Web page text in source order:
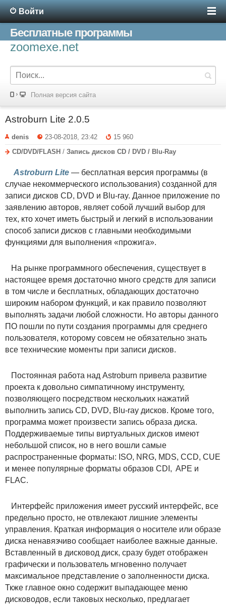
Войти
Бесплатные программы
zoomexe.net
Полная версия сайта
Astroburn Lite 2.0.5
denis 23-08-2018, 23:42
15 960
CD/DVD/FLASH / Запись дисков CD / DVD / Blu-Ray
Astroburn Lite — бесплатная версия программы (в
случае некоммерческого использования) созданной для
записи дисков CD, DVD и Blu-ray. Данное приложение по
заявлению авторов, являет собой лучший выбор для
тех, кто хочет иметь быстрый и легкий в использовании
способ записи дисков с главными необходимыми
функциями для выполнения «прожига».
На рынке программного обеспечения, существует в
настоящее время достаточно много средств для записи
в том числе и бесплатных, обладающих достаточно
широким набором функций, и как правило позволяют
выполнять задачи любой сложности. Но авторы данного
ПО пошли по пути создания программы для среднего
пользователя, которому совсем не обязательно знать
все технические моменты при записи дисков.
Постоянная работа над Astroburn привела развитие
проекта к довольно симпатичному инструменту,
позволяющего посредством нескольких нажатий
выполнить запись CD, DVD, Blu-ray дисков. Кроме того,
программа может произвести запись образа диска.
Поддерживаемые типы виртуальных дисков имеют
небольшой список, но в него вошли самые
распространенные форматы: ISO, NRG, MDS, CCD, CUE
и менее популярные форматы образов CDI, APE и
FLAC.
Интерфейс приложения имеет русский интерфейс, все
предельно просто, не отвлекают лишние элементы
управления. Краткая информация о носителе или образе
диска ненавязчиво сообщает наиболее важные данные.
Вставленный в дисковод диск, сразу будет отображен
графически и пользователь мгновенно получает
максимальное представление о заполненности диска.
Ткже главное окно содержит выпадающее меню
дисководов, если таковых несколько, предлагает